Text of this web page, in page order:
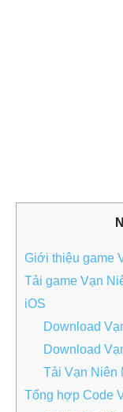
Giới thiệu game
Tải game Vạn
iOS
Download
Download
Tải Vạn Niên
Tổng hợp Code